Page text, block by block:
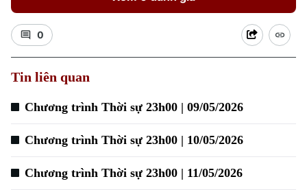
0
Tin liên quan
Chương trình Thời sự 23h00 | 09/05/2026
Chương trình Thời sự 23h00 | 10/05/2026
Chương trình Thời sự 23h00 | 11/05/2026